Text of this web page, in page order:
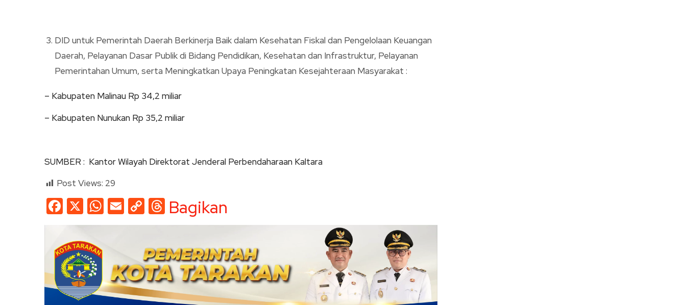
DID untuk Pemerintah Daerah Berkinerja Baik dalam Kesehatan Fiskal dan Pengelolaan Keuangan
Daerah, Pelayanan Dasar Publik di Bidang Pendidikan, Kesehatan dan Infrastruktur, Pelayanan
Pemerintahan Umum, serta Meningkatkan Upaya Peningkatan Kesejahteraan Masyarakat :
– Kabupaten Malinau Rp 34,2 miliar
– Kabupaten Nunukan Rp 35,2 miliar
SUMBER : Kantor Wilayah Direktorat Jenderal Perbendaharaan Kaltara
Post Views: 29
Facebook
X WhatsApp
EmailCopy
Link
Threads
Bagikan